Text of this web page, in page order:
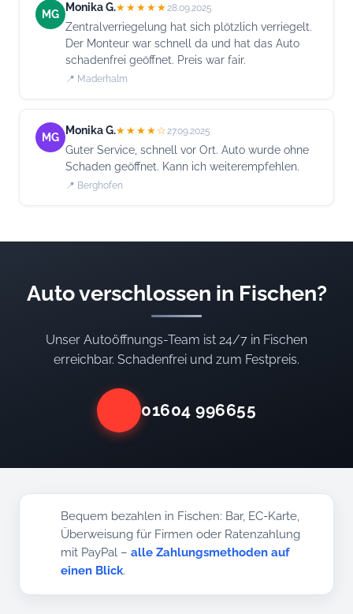
MG
Monika G.★★★★★ 28.09.2025
Zentralverriegelung hat sich plötzlich verriegelt.
Der Monteur war schnell da und hat das Auto
schadenfrei geöffnet. Preis war fair.
📍 Maderhalm
MG
Monika G.★★★★☆ 27.09.2025
Guter Service, schnell vor Ort. Auto wurde ohne
Schaden geöffnet. Kann ich weiterempfehlen.
📍 Berghofen
Auto verschlossen in Fischen?
Unser Autoöffnungs-Team ist 24/7 in Fischen
erreichbar. Schadenfrei und zum Festpreis.
01604 996655
Bequem bezahlen in Fischen: Bar, EC-Karte,
Überweisung für Firmen oder Ratenzahlung
mit PayPal –alle Zahlungsmethoden auf
einen Blick.